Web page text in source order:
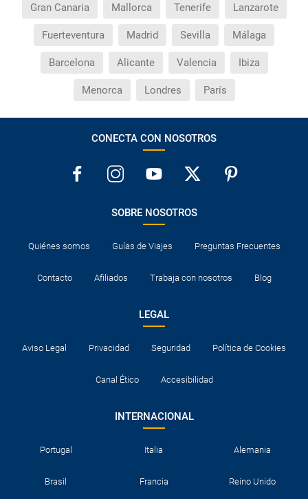
Gran Canaria Mallorca Tenerife Lanzarote
Fuerteventura Madrid Sevilla Málaga
Barcelona Alicante Valencia Ibiza
Menorca Londres París
CONECTA CON NOSOTROS
SOBRE NOSOTROS
Quiénes somos Guías de Viajes Preguntas Frecuentes
Contacto Afiliados Trabaja con nosotros Blog
LEGAL
Aviso Legal Privacidad Seguridad Política de Cookies
Canal Ético Accesibilidad
INTERNACIONAL
Portugal Italia Alemania
Brasil Francia Reino Unido